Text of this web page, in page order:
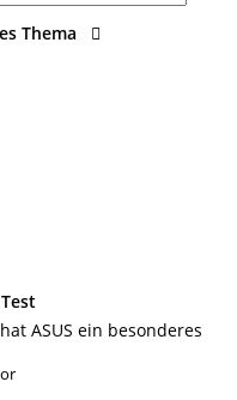
Thema
ASUS ein besonderes